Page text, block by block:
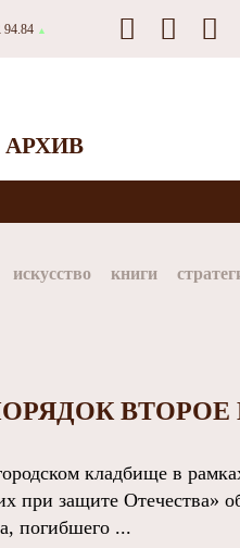
94.84 ▲
АРХИВ
искусство книги
кладбище в
при защите Отечества»
погибшего ...